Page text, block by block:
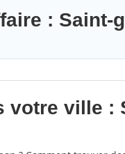
: Saint-
votre ville :